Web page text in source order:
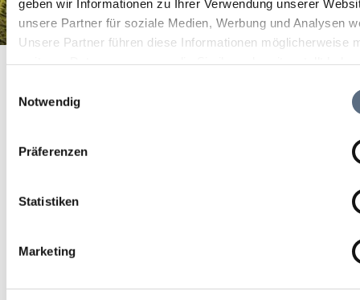
geben wir Informationen zu Ihrer Verwendung unserer
unsere Partner für soziale Medien, Werbung und Analysen
Unsere Partner führen diese Informationen möglicherweise
Notwendig
Präferenzen
Statistiken
Marketing
Startseite Planetarium Bad Tölz
Planetarium Bad Tölz
Planetarium Bad Tölz